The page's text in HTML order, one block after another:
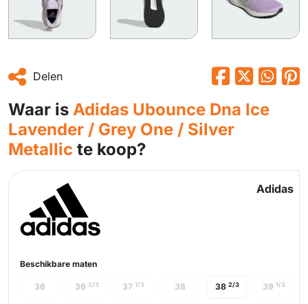
Delen
Waar is Adidas Ubounce Dna Ice
Lavender / Grey One / Silver
Metallic te koop?
Adidas
Beschikbare maten
38 2/3
36 36 2/3 37 1/3 38 39 1/3